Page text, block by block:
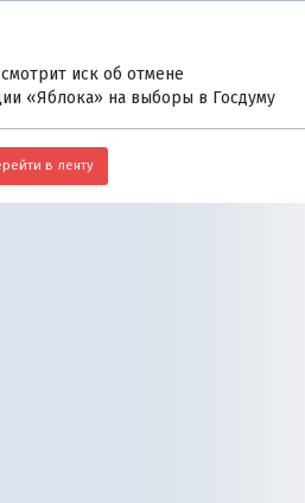
иск об отмене
«Яблока» на выборы в Госдуму
в ленту